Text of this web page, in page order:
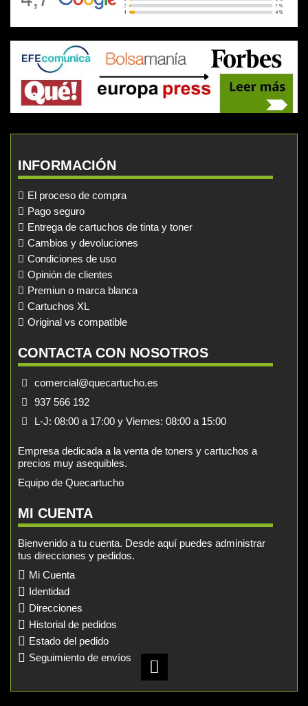
INFORMACIÓN
El proceso de compra
Pago seguro
Entrega de cartuchos de tinta y toner
Cambios y devoluciones
Condiciones de uso
Opinión de clientes
Premiun o marca blanca
Cartuchos XL
Original vs compatible
CONTACTA CON NOSOTROS
comercial@quecartucho.es
937 566 192
L-J: 08:00 a 17:00 y Viernes: 08:00 a 15:00
Empresa dedicada a la venta de toners y cartuchos a
precios muy asequibles.
Equipo de Quecartucho
MI CUENTA
Bienvenido a tu cuenta. Desde aquí puedes administrar
tus direcciones y pedidos.
Mi Cuenta
Identidad
Direcciones
Historial de pedidos
Estado del pedido
Seguimiento de envíos